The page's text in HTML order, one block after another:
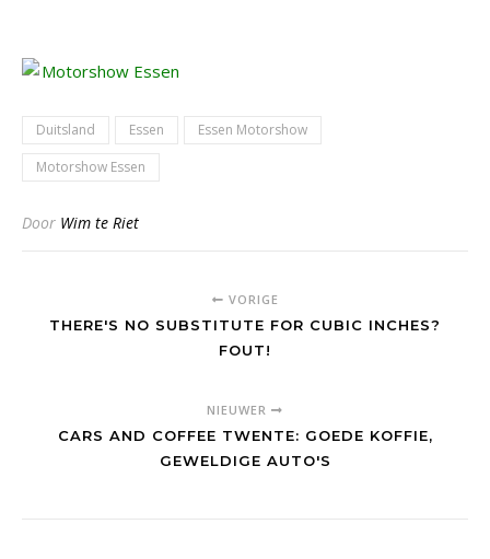
Duitsland Essen
Essen Motorshow
Motorshow Essen
Door Wim te Riet
VORIGE
THERE'S NO SUBSTITUTE FOR CUBIC INCHES?
FOUT!
NIEUWER
CARS AND COFFEE TWENTE: GOEDE KOFFIE,
GEWELDIGE AUTO'S